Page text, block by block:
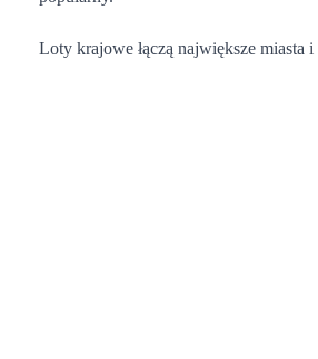
Loty krajowe łączą największe miasta i